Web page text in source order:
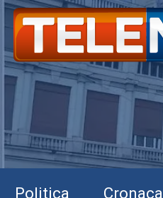
Politica Cronaca